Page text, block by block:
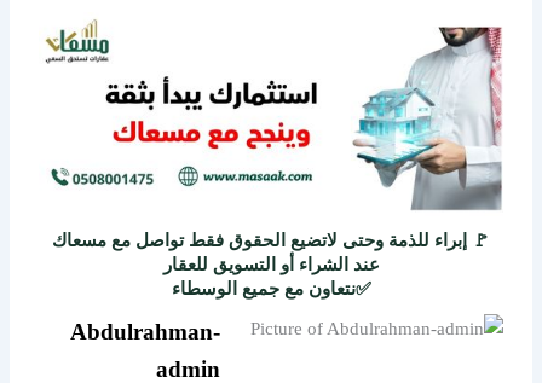
🚩 إبراء للذمة وحتى لاتضيع الحقوق فقط تواصل مع مسعاك
عند الشراء أو التسويق للعقار
✅نتعاون مع جميع الوسطاء
Abdulrahman-
admin